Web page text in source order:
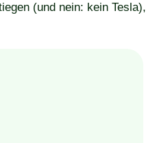
(und nein: kein Tesla),